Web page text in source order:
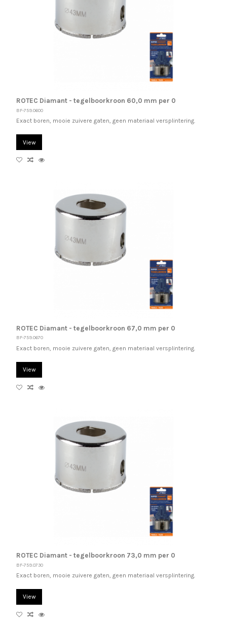
ROTEC Diamant - tegelboorkroon 60,0 mm per 0
BF-759.0600
Exact boren, mooie zuivere gaten, geen materiaal versplintering.
View
ROTEC Diamant - tegelboorkroon 67,0 mm per 0
BF-759.0670
Exact boren, mooie zuivere gaten, geen materiaal versplintering.
View
ROTEC Diamant - tegelboorkroon 73,0 mm per 0
BF-759.0730
Exact boren, mooie zuivere gaten, geen materiaal versplintering.
View